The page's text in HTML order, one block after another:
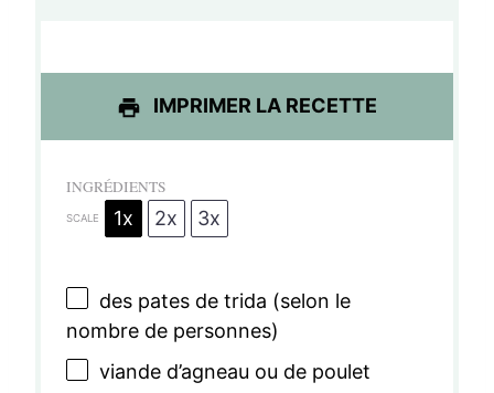
s
s
s
s
IMPRIMER LA RECETTE
INGRÉDIENTS
SCALE 1x 2x 3x
des pates de trida (selon le
nombre de personnes)
viande d’agneau ou de poulet